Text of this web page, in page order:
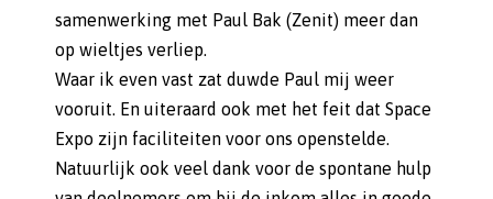
samenwerking met Paul Bak (Zenit) meer dan
op wieltjes verliep.
Waar ik even vast zat duwde Paul mij weer
vooruit. En uiteraard ook met het feit dat Space
Expo zijn faciliteiten voor ons openstelde.
Natuurlijk ook veel dank voor de spontane hulp